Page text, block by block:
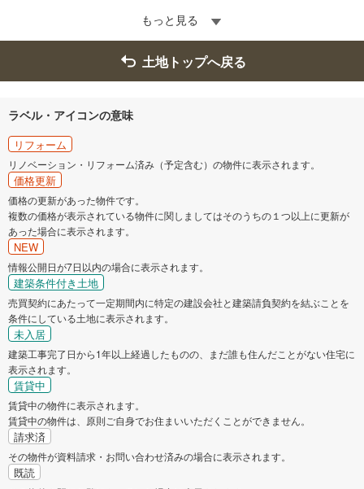
もっと見る
土地トップへ戻る
ラベル・アイコンの意味
リフォーム
リノベーション・リフォーム済み（予定含む）の物件に表示されます。
価格更新
価格の更新があった物件です。
複数の価格が表示されている物件に関しましてはそのうちの１つ以上に更新が
あった場合に表示されます。
NEW
情報公開日が7日以内の場合に表示されます。
建築条件付き土地
売買契約にあたって一定期間内に特定の建設会社と建築請負契約を結ぶことを
条件にしている土地に表示されます。
未入居
建築工事完了日から1年以上経過したものの、まだ誰も住んだことがない住宅に
表示されます。
賃貸中
賃貸中の物件に表示されます。
賃貸中の物件は、原則ご自身でお住まいいただくことができません。
請求済
その物件が資料請求・お問い合わせ済みの場合に表示されます。
既読